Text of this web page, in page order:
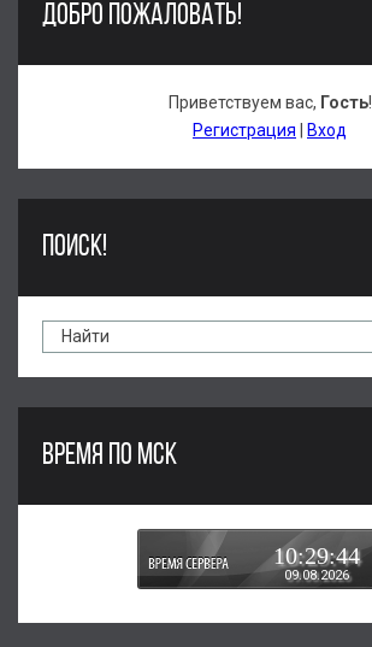
ДОБРО ПОЖАЛОВАТЬ!
Приветствуем вас, Гость!
Регистрация
Вход
ПОИСК!
ВРЕМЯ ПО МСК
10:29:45
09.08.2026